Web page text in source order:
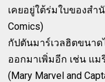
เคยอยู่ใต้ร่มใบของสำ
Comics)
กัปตันมาร์เวลฮิตขนา
ออกมาเพิ่มอีก เช่น แม
(Mary Marvel and